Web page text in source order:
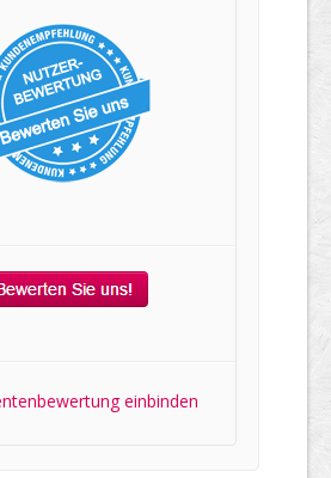
einbinden